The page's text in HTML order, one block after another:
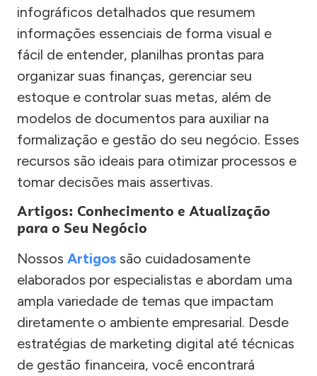
infográficos detalhados que resumem
informações essenciais de forma visual e
fácil de entender, planilhas prontas para
organizar suas finanças, gerenciar seu
estoque e controlar suas metas, além de
modelos de documentos para auxiliar na
formalização e gestão do seu negócio. Esses
recursos são ideais para otimizar processos e
tomar decisões mais assertivas.
Artigos: Conhecimento e Atualização
para o Seu Negócio
Nossos Artigos são cuidadosamente
elaborados por especialistas e abordam uma
ampla variedade de temas que impactam
diretamente o ambiente empresarial. Desde
estratégias de marketing digital até técnicas
de gestão financeira, você encontrará